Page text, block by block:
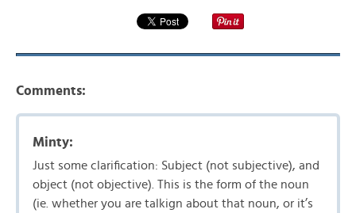
Comments:
Minty:
Just some clarification: Subject (not subjective), and
object (not objective). This is the form of the noun
(ie. whether you are talkign about that noun, or it’s